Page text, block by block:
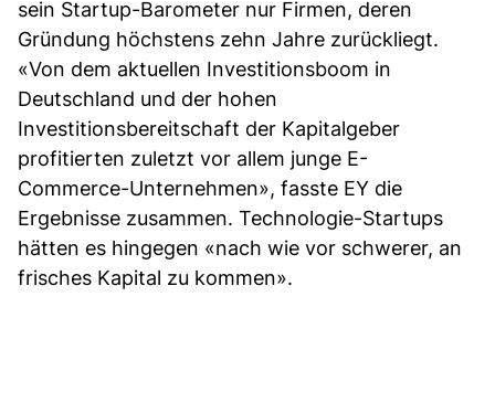
sein Startup-Barometer nur Firmen, deren
Gründung höchstens zehn Jahre zurückliegt.
«Von dem aktuellen Investitionsboom in
Deutschland und der hohen
Investitionsbereitschaft der Kapitalgeber
profitierten zuletzt vor allem junge E-
Commerce-Unternehmen», fasste EY die
Ergebnisse zusammen. Technologie-Startups
hätten es hingegen «nach wie vor schwerer, an
frisches Kapital zu kommen».